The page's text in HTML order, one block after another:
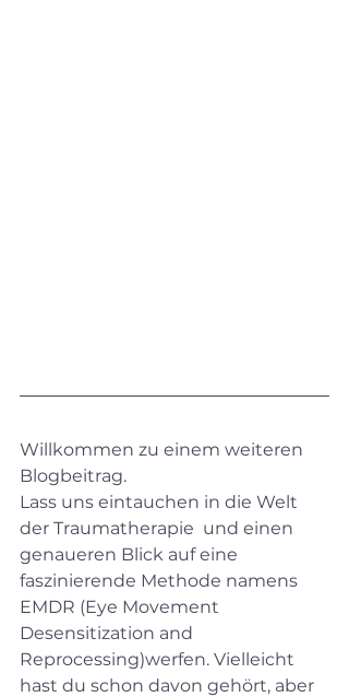
Willkommen zu einem weiteren
Blogbeitrag.
Lass uns eintauchen in die Welt
der Traumatherapie  und einen
genaueren Blick auf eine
faszinierende Methode namens
EMDR (Eye Movement
Desensitization and
Reprocessing)werfen. Vielleicht
hast du schon davon gehört, aber